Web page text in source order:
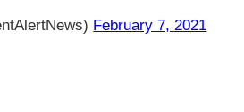
February 7, 2021